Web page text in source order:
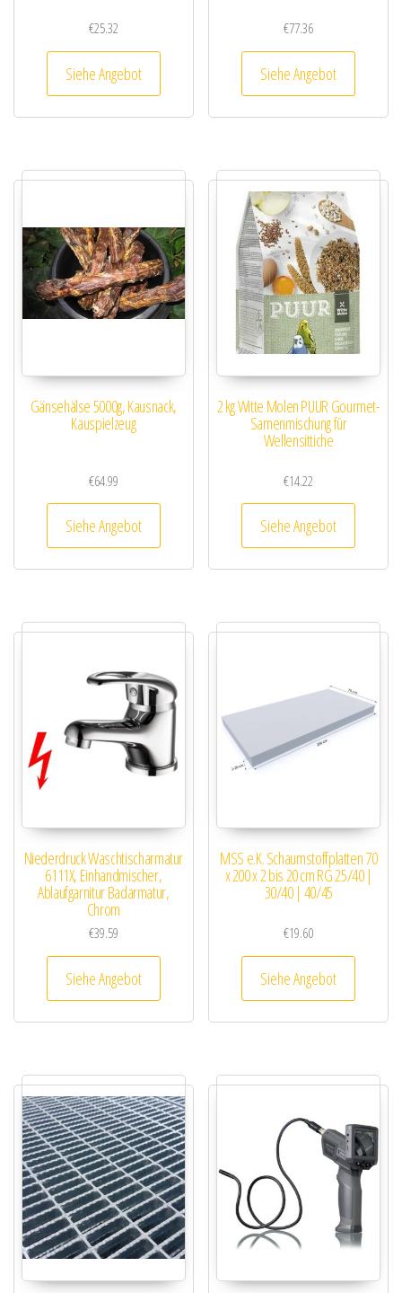
€25.32
Siehe Angebot
€77.36
Siehe Angebot
Gänsehälse 5000g, Kausnack,
Kauspielzeug
€64.99
Siehe Angebot
2 kg Witte Molen PUUR Gourmet-
Samenmischung für
Wellensittiche
€14.22
Siehe Angebot
Niederdruck Waschtischarmatur
6111X, Einhandmischer,
Ablaufgarnitur Badarmatur,
Chrom
€39.59
Siehe Angebot
MSS e.K. Schaumstoffplatten 70
x 200 x 2 bis 20 cm RG 25/40 |
30/40 | 40/45
€19.60
Siehe Angebot